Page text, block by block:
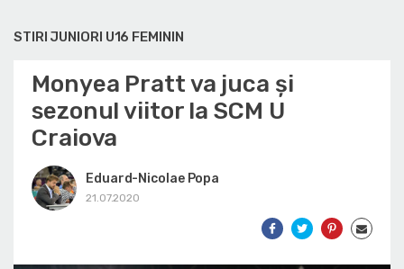
STIRI JUNIORI U16 FEMININ
Monyea Pratt va juca și
sezonul viitor la SCM U
Craiova
Eduard-Nicolae Popa
21.07.2020